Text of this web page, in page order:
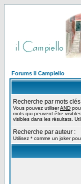
Forums il Campiello
Recherche par mots
Vous pouvez utiliserAND
mots qui peuvent être
visibles dans les résultats.
Recherche par auteur :
Utilisez * comme un joker